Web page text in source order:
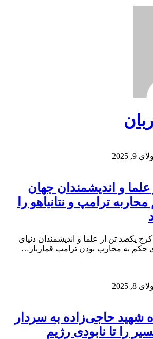
9, 2025
از علما و اندیشمندان جهان
ترامپ و نتانیاهو را
یکصد تن از علما و اندیشمندان دنیای
حکم به محارب بودن ترامپ قمارباز…
8, 2025
شهید حاجی‌زاده به سردار
را تا نابودی رژیم